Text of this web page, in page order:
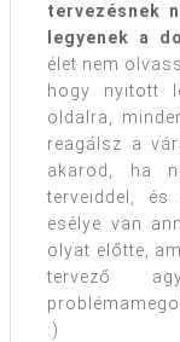
tervezésnek
legyenek a
élet nem
hogy nyitott
oldalra,
reagálsz a
akarod, ha
terveiddel, és
esélye van
olyat előtte,
tervező
:)